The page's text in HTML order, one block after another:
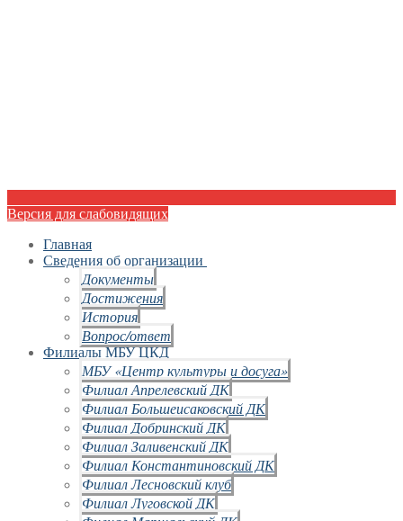
Версия для слабовидящих
Главная
Сведения об организации
Документы
Достижения
История
Вопрос/ответ
Филиалы МБУ ЦКД
МБУ «Центр культуры и досуга»
Филиал Апрелевский ДК
Филиал Большеисаковский ДК
Филиал Добринский ДК
Филиал Заливенский ДК
Филиал Константиновский ДК
Филиал Лесновский клуб
Филиал Луговской ДК